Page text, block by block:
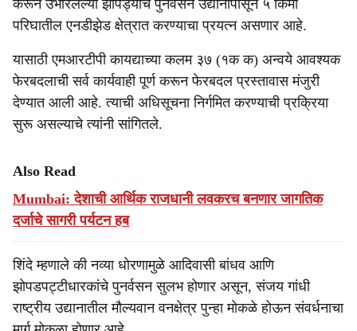
करून उभारलेल्या झोपड्यांचे पुनर्वसन उद्यानापासून ५ किमी
परिघातील एनडीझेड क्षेत्रात करण्याचा प्रयत्न असणार आहे.
यासाठी एमआरटीपी कायद्याच्या कलम ३७ (१क क) अन्वये आवश्यक
फेरबदलाची सर्व कार्यवाही पूर्ण करून फेरबदल प्रस्तावास मंजुरी
देण्यात आली आहे. त्याची अधिसूचना निर्गमित करण्याची प्रक्रिया
सुरू असल्याचे त्यांनी सांगितले.
Also Read
Mumbai: देशाची आर्थिक राजधानी लवकरच बनणार जागतिक
दर्जाचे सागरी पर्यटन हब
शिंदे म्हणाले की नव्या धोरणामुळे आदिवासी बांधव आणि
झोपडपट्टीधारकांचे पुनर्वसन सुलभ होणार असून, संजय गांधी
राष्ट्रीय उद्यानातील मौल्यवान वनक्षेत्र पुन्हा मोकळे होऊन संवर्धनाचा